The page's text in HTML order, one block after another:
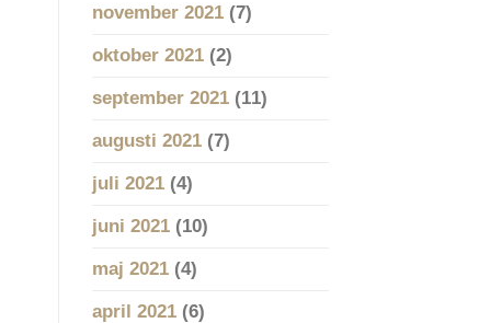
november 2021(7)
oktober 2021(2)
september 2021(11)
augusti 2021(7)
juli 2021(4)
juni 2021(10)
maj 2021(4)
april 2021(6)